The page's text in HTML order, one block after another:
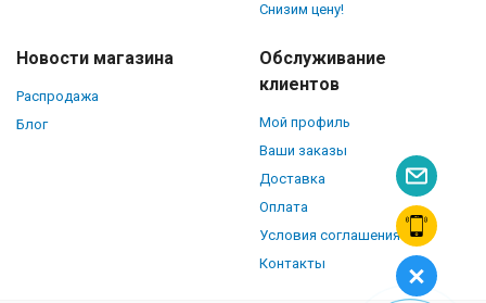
Снизим цену!
Новости магазина
Распродажа
Блог
Обслуживание
клиентов
Мой профиль
Ваши заказы
Доставка
Оплата
Условия соглашения
Контакты